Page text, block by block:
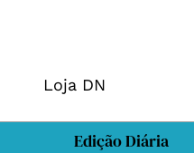
Loja DN
Edição Diária